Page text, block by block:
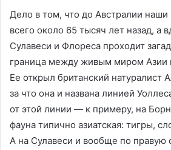
Дело в том, что до Австралии наши
всего около 65 тысяч лет назад, а
Сулавеси и Флореса проходит
граница между живым миром Азии
Ее открыл британский натуралист
за что она и названа линией
от этой линии — к примеру, на
фауна типично азиатская: тигры,
А на Сулавеси и вообще по